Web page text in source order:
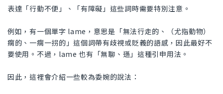
表達「行動不便」、「有障礙」這些詞時需要特別注意。
例如，有一個單字 lame，意思是「無法行走的、（尤指動物）
瘸的、一瘸一拐的」這個詞帶有歧視或貶義的語感，因此最好不
要使用。不過，lame 也有「無聊、遜」這種引申用法。
因此，這裡會介紹一些較為委婉的說法：